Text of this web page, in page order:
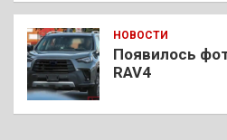
НОВОСТИ
Появилось
RAV4